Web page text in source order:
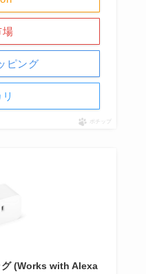
場
ピング
ポチップ
グ (Works with Alexa